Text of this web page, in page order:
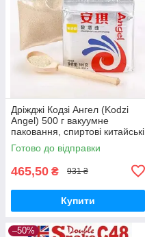
Дріжджі Кодзі Ангел (Kodzi
Angel) 500 г вакуумне
паковання, спиртові китайські
дріжджі
Готово до відправки
465,50 ₴ 931 ₴
Купити
–50%